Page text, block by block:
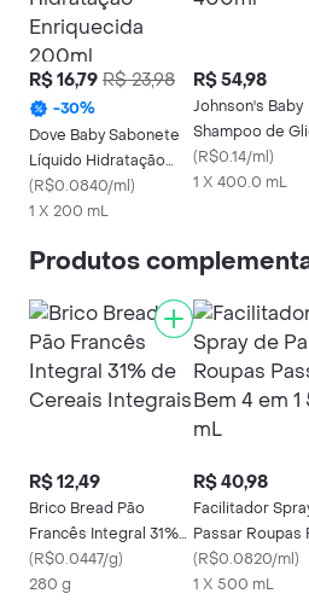
R$ 16,79 R$ 23,98
-30%
Dove Baby Sabonete
Líquido Hidratação
Enriquecida 200ml
(R$0.0840/ml)
1 X 200 mL
R$ 54,98
Johnson's Baby
Shampoo de
400ml
(R$0.14/ml)
1 X 400.0 mL
Produtos
R$ 12,49
Brico Bread Pão
Francês Integral 31%
de Cereais Integrais
(R$0.0447/g)
280 g
R$ 40,98
Facilitador
Passar Roupas
Bem 4 em 1 500
(R$0.0820/ml)
1 X 500 mL